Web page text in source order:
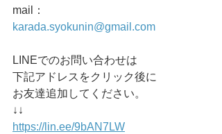
mail：
karada.syokunin@gmail.com
LINEでのお問い合わせは
下記アドレスをクリック後に
お友達追加してください。
↓↓
https://lin.ee/9bAN7LW